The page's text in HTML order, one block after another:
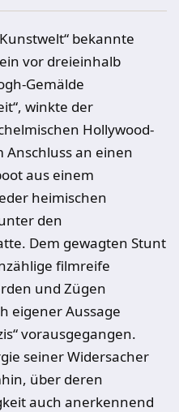
bekannte
vor dreieinhalb
Gemälde
winkte der
Hollywood-
Anschluss an einen
aus einem
heimischen
den
Dem gewagten Stunt
filmreife
und Zügen
eigener Aussage
vorausgegangen.
seiner Widersacher
über deren
auch anerkennend